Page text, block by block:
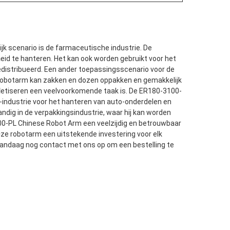
scenario is de farmaceutische industrie. De
te hanteren. Het kan ook worden gebruikt voor het
Een ander toepassingsscenario voor de
kan zakken en dozen oppakken en gemakkelijk
een veelvoorkomende taak is. De ER180-3100-
voor het hanteren van auto-onderdelen en
in de verpakkingsindustrie, waar hij kan worden
PL Chinese Robot Arm een veelzijdig en betrouwbaar
robotarm een uitstekende investering voor elk
nog contact met ons op om een bestelling te